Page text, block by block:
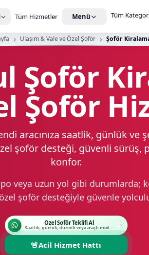
Tüm Hizmetler Menü Tüm
Ulaşım & Vale ve Özel Şoför Şoför
Şoför
Şoför
aracınıza saatlik, günlük ve
şoför desteği, güvenli sürüş,
konfor.
veya uzun yol gibi durumlarda;
şoför desteğiyle güvenle
Özel Şoför Teklifi Al
Saatlik, günlük, düzenli veya araçlı modeli seçin.
🚨Acil Hizmet Hattı